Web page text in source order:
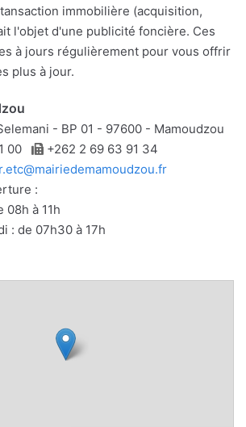
immobilière (acquisition,
l'objet d'une publicité foncière. Ces
à jours régulièrement pour vous offrir
plus à jour.
- BP 01 - 97600 - Mamoudzou
00 Télécopie
+262 2 69 63 91 34
:
08h à 11h
: de 07h30 à 17h